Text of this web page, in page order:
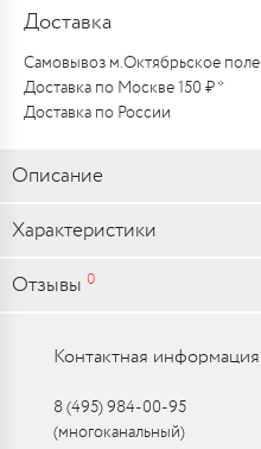
Доставка
Самовывоз м.Октябрьское поле
Доставка по Москве 150 ₽ *
Доставка по России
Описание
Характеристики
Отзывы 0
Контактная информация
8 (495) 984-00-95
(многоканальный)